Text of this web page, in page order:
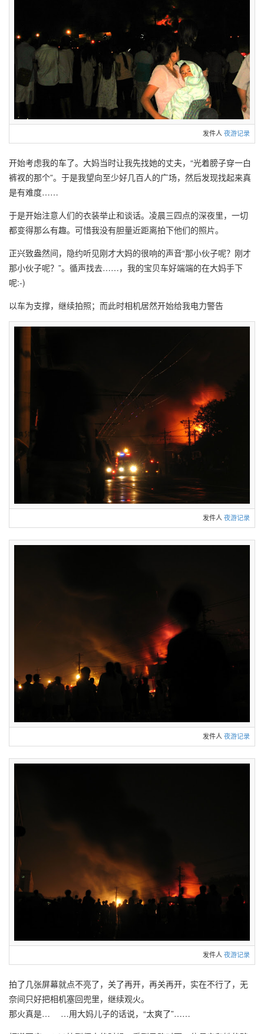
发件人 夜游记录
开始考虑我的车了。大妈当时让我先找她的丈夫，“光着膀子穿一白
裤衩的那个”。于是我望向至少好几百人的广场，然后发现找起来真
是有难度……
于是开始注意人们的衣装举止和谈话。凌晨三四点的深夜里，一切
都变得那么有趣。可惜我没有胆量近距离拍下他们的照片。
正兴致盎然间，隐约听见刚才大妈的很响的声音“那小伙子呢？刚才
那小伙子呢？”。循声找去……，我的宝贝车好端端的在大妈手下
呢:-)
以车为支撑，继续拍照；而此时相机居然开始给我电力警告
发件人 夜游记录
发件人 夜游记录
发件人 夜游记录
拍了几张屏幕就点不亮了，关了再开，再关再开，实在不行了，无
奈间只好把相机塞回兜里，继续观火。
那火真是… …用大妈儿子的话说，“太爽了”……